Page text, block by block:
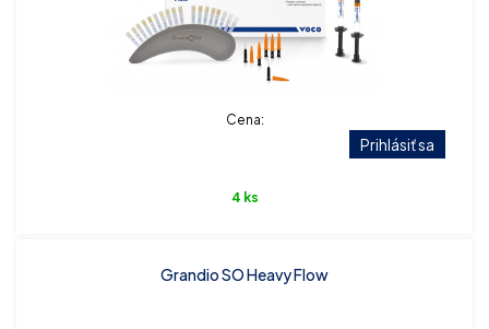
Cena:
Prihlásiť sa
4 ks
Grandio SO Heavy Flow